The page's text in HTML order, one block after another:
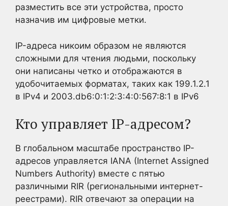
разместить все эти устройства, просто
назначив им цифровые метки.
IP-адреса никоим образом не являются
сложными для чтения людьми, поскольку
они написаны четко и отображаются в
удобочитаемых форматах, таких как 199.1.2.1
в IPv4 и 2003.db6:0:1:2:3:4:0:567:8:1 в IPv6
Кто управляет IP-адресом?
В глобальном масштабе пространство IP-
адресов управляется IANA (Internet Assigned
Numbers Authority) вместе с пятью
различными RIR (региональными интернет-
реестрами). RIR отвечают за операции на